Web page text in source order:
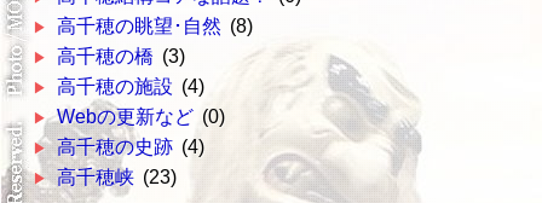
高千穂の眺望･自然 (8)
高千穂の橋 (3)
高千穂の施設 (4)
Webの更新など (0)
高千穂の史跡 (4)
高千穂峡 (23)